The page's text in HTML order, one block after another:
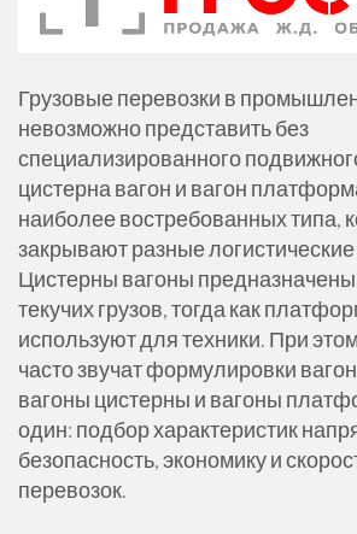
Грузовые перевозки в
невозможно представить без
специализированного
цистерна вагон и вагон
наиболее востребованных типа,
закрывают разные
Цистерны вагоны
текучих грузов, тогда как
используют для техники. При
часто звучат формулировки
вагоны цистерны и вагоны
один: подбор характеристик
безопасность, экономику и
перевозок.